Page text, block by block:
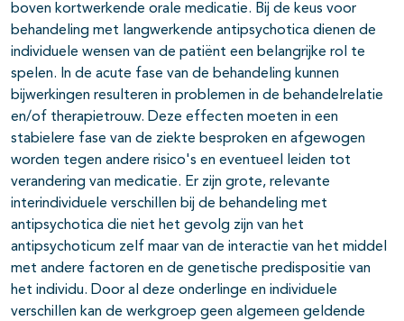
boven kortwerkende orale medicatie. Bij de keus voor
behandeling met langwerkende antipsychotica dienen de
individuele wensen van de patiënt een belangrijke rol te
spelen. In de acute fase van de behandeling kunnen
bijwerkingen resulteren in problemen in de behandelrelatie
en/of therapietrouw. Deze effecten moeten in een
stabielere fase van de ziekte besproken en afgewogen
worden tegen andere risico's en eventueel leiden tot
verande­ring van medicatie. Er zijn grote, relevante
interindividuele verschillen bij de behandeling met
antipsychotica die niet het gevolg zijn van het
antipsychoticum zelf maar van de interactie van het middel
met andere factoren en de genetische predispositie van
het individu. Door al deze onderlinge en individuele
verschillen kan de werkgroep geen algemeen geldende